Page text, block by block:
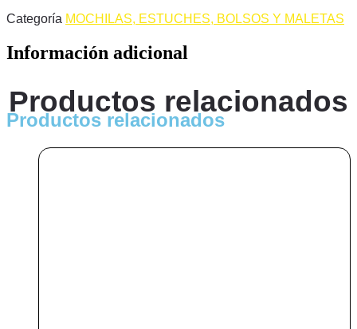
62,99 €.
54,95 €.
Categoría MOCHILAS, ESTUCHES, BOLSOS Y MALETAS
Información adicional
Productos relacionados
Productos relacionados